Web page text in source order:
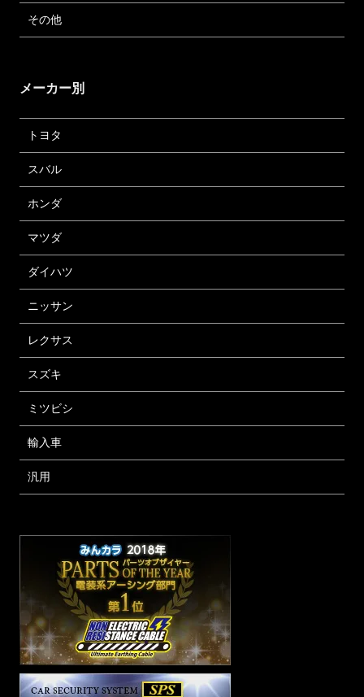
その他
メーカー別
トヨタ
スバル
ホンダ
マツダ
ダイハツ
ニッサン
レクサス
スズキ
ミツビシ
輸入車
汎用